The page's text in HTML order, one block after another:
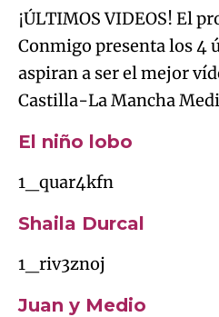
¡ÚLTIMOS VIDEOS! El
Conmigo presenta los 4
aspiran a ser el mejor
Castilla-La Mancha
El niño lobo
1_quar4kfn
Shaila Durcal
1_riv3znoj
Juan y Medio